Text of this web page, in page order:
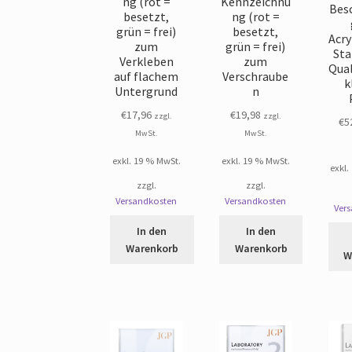
besetzt,
grün = frei)
zum
Verkleben
auf flachem
Untergrund
€17,96 zzgl.
MwSt.
exkl. 19 % MwSt.
zzgl.
Versandkosten
In den
Warenkorb
ng (rot =
besetzt,
grün = frei)
zum
Verschraube
n
€19,98 zzgl.
MwSt.
exkl. 19 % MwSt.
zzgl.
Versandkosten
In den
Warenkorb
€
exkl.